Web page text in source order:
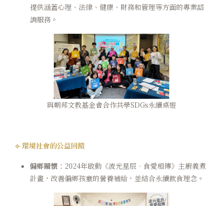
提供涵蓋心理、法律、健康、財務和管理等方面的專業諮
詢服務。
與朝邦文教基金會合作共學SDGs永續桌遊
⟣ 環境社會的公益回饋
偏鄉關懷 ：2024年啟動《波光星辰．食愛相傳》主廚義煮
計畫，改善偏鄉孩童的營養補給，並結合永續飲食理念。